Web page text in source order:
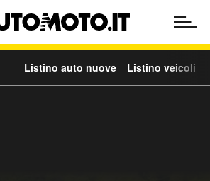
Listino auto nuove Listino veicoli